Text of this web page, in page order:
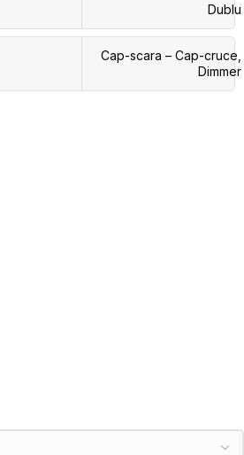
Dublu
Cap-scara – Cap-cruce
Dimmer